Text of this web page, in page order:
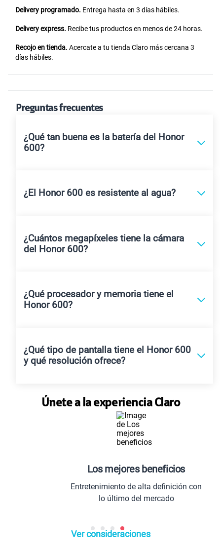
Delivery programado. Entrega hasta en 3 días hábiles.
Delivery express. Recibe tus productos en menos de 24 horas.
Recojo en tienda. Acercate a tu tienda Claro más cercana 3
días hábiles.
Preguntas frecuentes
¿Qué tan buena es la batería del Honor
600?
¿El Honor 600 es resistente al agua?
¿Cuántos megapíxeles tiene la cámara
del Honor 600?
¿Qué procesador y memoria tiene el
Honor 600?
¿Qué tipo de pantalla tiene el Honor 600
y qué resolución ofrece?
Únete a la experiencia Claro
Los mejores beneficios
Entretenimiento de alta definición con
lo último del mercado
Ver consideraciones